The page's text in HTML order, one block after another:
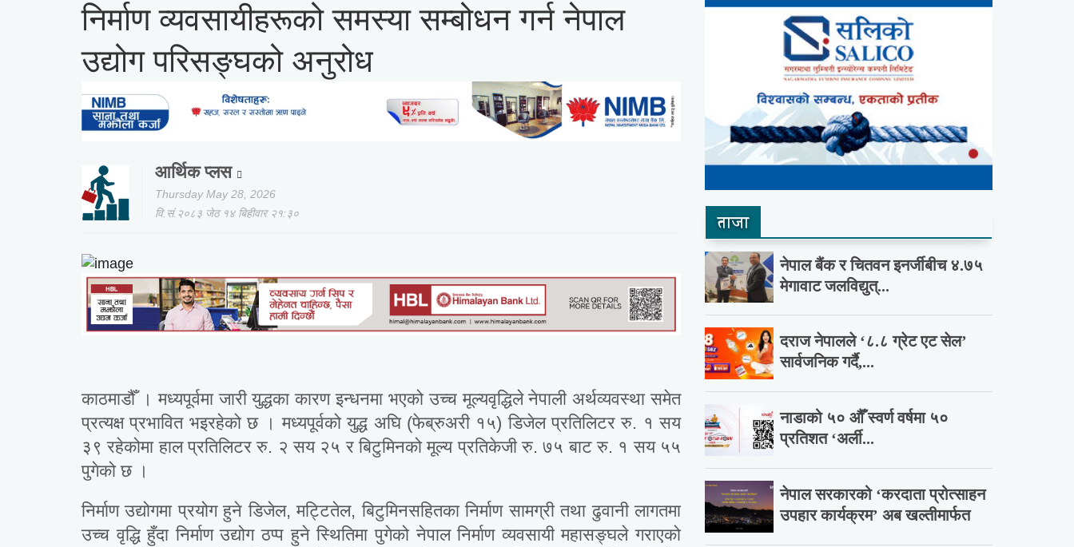
निर्माण व्यवसायीहरूको समस्या सम्बोधन गर्न नेपाल
उद्योग परिसङ्घको अनुरोध
आर्थिक प्लस
Thursday May 28, 2026
वि.सं.२०८३ जेठ १४ बिहीवार २१:३०
काठमाडौँ । मध्यपूर्वमा जारी युद्धका कारण इन्धनमा भएको उच्च मूल्यवृद्धिले नेपाली अर्थव्यवस्था समेत
प्रत्यक्ष प्रभावित भइरहेको छ । मध्यपूर्वको युद्ध अघि (फेब्रुअरी १५) डिजेल प्रतिलिटर रु. १ सय
३९ रहेकोमा हाल प्रतिलिटर रु. २ सय २५ र बिटुमिनको मूल्य प्रतिकेजी रु. ७५ बाट रु. १ सय ५५
पुगेको छ ।
निर्माण उद्योगमा प्रयोग हुने डिजेल, मट्टितेल, बिटुमिनसहितका निर्माण सामग्री तथा ढुवानी लागतमा
उच्च वृद्धि हुँदा निर्माण उद्योग ठप्प हुने स्थितिमा पुगेको नेपाल निर्माण व्यवसायी महासङ्घले गराएको
ताजा
नेपाल बैंक र चितवन इनर्जीबीच ४.७५
मेगावाट जलविद्युत्...
दराज नेपालले ‘८.८ ग्रेट एट सेल’
सार्वजनिक गर्दै,...
नाडाको ५० औँ स्वर्ण वर्षमा ५०
प्रतिशत ‘अर्ली...
नेपाल सरकारको ‘करदाता प्रोत्साहन
उपहार कार्यक्रम’ अब खल्तीमार्फत